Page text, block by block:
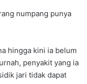
numpang punya
hingga kini ia belum
penyakit yang ia
jari tidak dapat